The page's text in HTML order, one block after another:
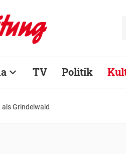
TV Politik
als Grindelwald